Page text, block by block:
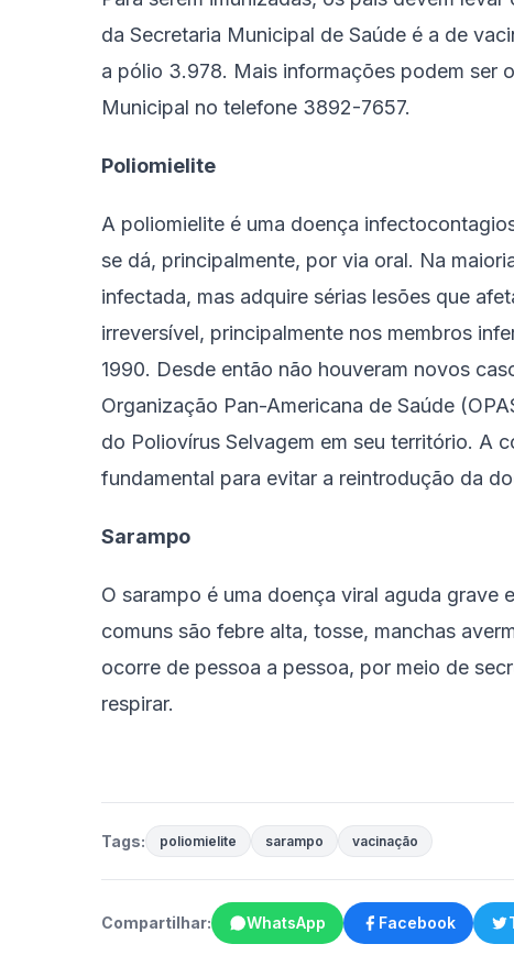
da Secretaria Municipal de Saúde é a de
a pólio 3.978. Mais informações podem ser
Municipal no telefone 3892-7657.
Poliomielite
A poliomielite é uma doença
se dá, principalmente, por via oral. Na
infectada, mas adquire sérias lesões que
irreversível, principalmente nos membros
1990. Desde então não houveram novos
Organização Pan-Americana de Saúde
do Poliovírus Selvagem em seu território. A
fundamental para evitar a reintrodução da
Sarampo
O sarampo é uma doença viral aguda grave
comuns são febre alta, tosse, manchas
ocorre de pessoa a pessoa, por meio de
respirar.
Tags: poliomielite sarampo vacinação
Compartilhar: WhatsApp Facebook